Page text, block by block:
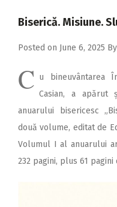
2017
2016
2015
2014
2013
2011
Biserică. Misiune.
Posted on June 6, 2025 By
C u bineuvântarea
Casian, a
anuarului bisericesc
două volume, editat de
Volumul I al anuarului
232 pagini, plus 61